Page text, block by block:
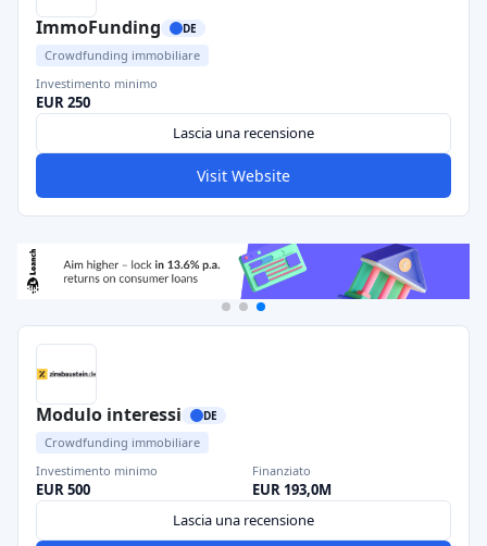
ImmoFunding DE
Crowdfunding immobiliare
Investimento minimo
EUR 250
Lascia una recensione
Visit Website
Modulo interessi DE
Crowdfunding immobiliare
Investimento minimo
EUR 500
Finanziato
EUR 193,0M
Lascia una recensione